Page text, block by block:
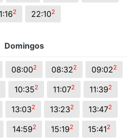
2 22:102
Domingos
08:002 08:322 09:022
10:352 11:072 11:392
13:032 13:232 13:472
14:592 15:192 15:412